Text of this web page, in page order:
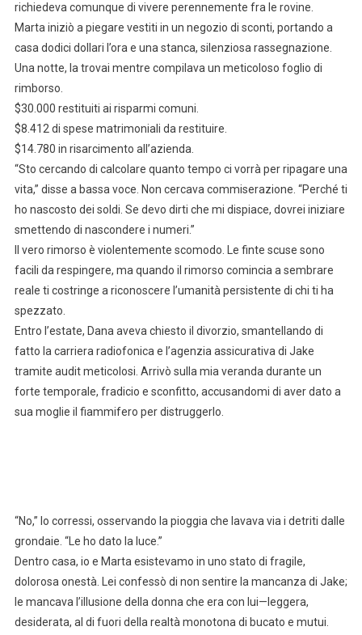
richiedeva comunque di vivere perennemente fra le rovine.
Marta iniziò a piegare vestiti in un negozio di sconti, portando a
casa dodici dollari l’ora e una stanca, silenziosa rassegnazione.
Una notte, la trovai mentre compilava un meticoloso foglio di
rimborso.
$30.000 restituiti ai risparmi comuni.
$8.412 di spese matrimoniali da restituire.
$14.780 in risarcimento all’azienda.
“Sto cercando di calcolare quanto tempo ci vorrà per ripagare una
vita,” disse a bassa voce. Non cercava commiserazione. “Perché ti
ho nascosto dei soldi. Se devo dirti che mi dispiace, dovrei iniziare
smettendo di nascondere i numeri.”
Il vero rimorso è violentemente scomodo. Le finte scuse sono
facili da respingere, ma quando il rimorso comincia a sembrare
reale ti costringe a riconoscere l’umanità persistente di chi ti ha
spezzato.
Entro l’estate, Dana aveva chiesto il divorzio, smantellando di
fatto la carriera radiofonica e l’agenzia assicurativa di Jake
tramite audit meticolosi. Arrivò sulla mia veranda durante un
forte temporale, fradicio e sconfitto, accusandomi di aver dato a
sua moglie il fiammifero per distruggerlo.
“No,” lo corressi, osservando la pioggia che lavava via i detriti dalle
grondaie. “Le ho dato la luce.”
Dentro casa, io e Marta esistevamo in uno stato di fragile,
dolorosa onestà. Lei confessò di non sentire la mancanza di Jake;
le mancava l’illusione della donna che era con lui—leggera,
desiderata, al di fuori della realtà monotona di bucato e mutui.